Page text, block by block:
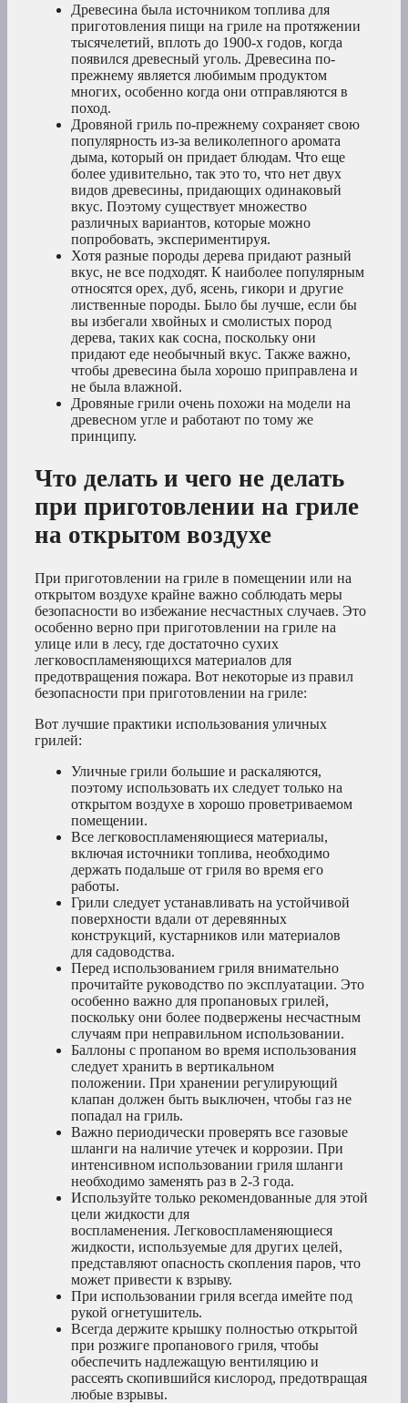
Древесина была источником топлива для
приготовления пищи на гриле на протяжении
тысячелетий, вплоть до 1900-х годов, когда
появился древесный уголь. Древесина по-
прежнему является любимым продуктом
многих, особенно когда они отправляются в
поход.
Дровяной гриль по-прежнему сохраняет свою
популярность из-за великолепного аромата
дыма, который он придает блюдам. Что еще
более удивительно, так это то, что нет двух
видов древесины, придающих одинаковый
вкус. Поэтому существует множество
различных вариантов, которые можно
попробовать, экспериментируя.
Хотя разные породы дерева придают разный
вкус, не все подходят. К наиболее популярным
относятся орех, дуб, ясень, гикори и другие
лиственные породы. Было бы лучше, если бы
вы избегали хвойных и смолистых пород
дерева, таких как сосна, поскольку они
придают еде необычный вкус. Также важно,
чтобы древесина была хорошо приправлена и
не была влажной.
Дровяные грили очень похожи на модели на
древесном угле и работают по тому же
принципу.
Что делать и чего не делать
при приготовлении на гриле
на открытом воздухе
При приготовлении на гриле в помещении или на
открытом воздухе крайне важно соблюдать меры
безопасности во избежание несчастных случаев. Это
особенно верно при приготовлении на гриле на
улице или в лесу, где достаточно сухих
легковоспламеняющихся материалов для
предотвращения пожара. Вот некоторые из правил
безопасности при приготовлении на гриле:
Вот лучшие практики использования уличных
грилей:
Уличные грили большие и раскаляются,
поэтому использовать их следует только на
открытом воздухе в хорошо проветриваемом
помещении.
Все легковоспламеняющиеся материалы,
включая источники топлива, необходимо
держать подальше от гриля во время его
работы.
Грили следует устанавливать на устойчивой
поверхности вдали от деревянных
конструкций, кустарников или материалов
для садоводства.
Перед использованием гриля внимательно
прочитайте руководство по эксплуатации. Это
особенно важно для пропановых грилей,
поскольку они более подвержены несчастным
случаям при неправильном использовании.
Баллоны с пропаном во время использования
следует хранить в вертикальном
положении. При хранении регулирующий
клапан должен быть выключен, чтобы газ не
попадал на гриль.
Важно периодически проверять все газовые
шланги на наличие утечек и коррозии. При
интенсивном использовании гриля шланги
необходимо заменять раз в 2-3 года.
Используйте только рекомендованные для этой
цели жидкости для
воспламенения. Легковоспламеняющиеся
жидкости, используемые для других целей,
представляют опасность скопления паров, что
может привести к взрыву.
При использовании гриля всегда имейте под
рукой огнетушитель.
Всегда держите крышку полностью открытой
при розжиге пропанового гриля, чтобы
обеспечить надлежащую вентиляцию и
рассеять скопившийся кислород, предотвращая
любые взрывы.